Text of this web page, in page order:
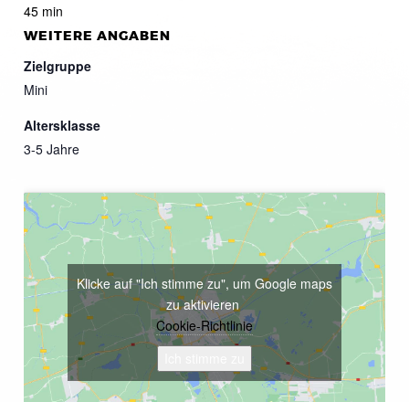
45 min
WEITERE ANGABEN
Zielgruppe
Mini
Altersklasse
3-5 Jahre
Klicke auf "Ich stimme zu", um Google maps
zu aktivieren
Cookie-Richtlinie